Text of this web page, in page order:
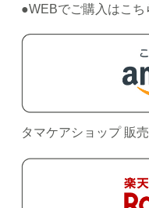
●WEBでご購入はこち
タマケアショップ 販